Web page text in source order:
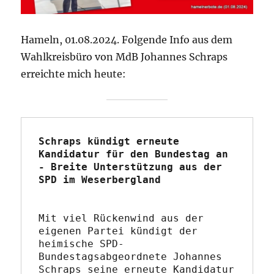
Hameln, 01.08.2024. Folgende Info aus dem
Wahlkreisbüro von MdB Johannes Schraps
erreichte mich heute:
Schraps kündigt erneute
Kandidatur für den Bundestag an
- Breite Unterstützung aus der
SPD im Weserbergland
Mit viel Rückenwind aus der
eigenen Partei kündigt der
heimische SPD-
Bundestagsabgeordnete Johannes
Schraps seine erneute Kandidatur